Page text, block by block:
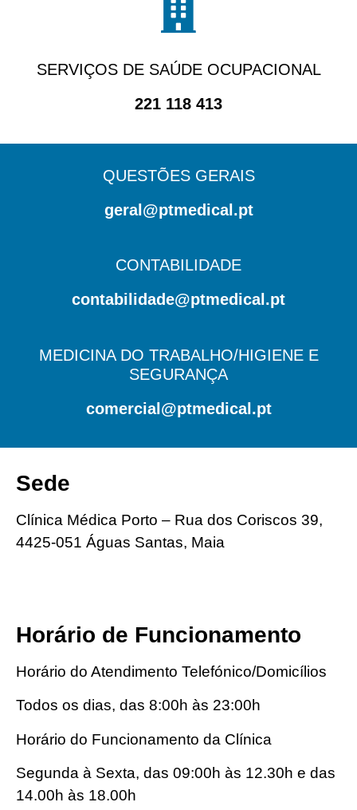
SERVIÇOS DE SAÚDE OCUPACIONAL
221 118 413
QUESTÕES GERAIS
geral@ptmedical.pt
CONTABILIDADE
contabilidade@ptmedical.pt
MEDICINA DO TRABALHO/HIGIENE E
SEGURANÇA
comercial@ptmedical.pt
Sede
Clínica Médica Porto – Rua dos Coriscos 39,
4425-051 Águas Santas, Maia
Horário de Funcionamento
Horário do Atendimento Telefónico/Domicílios
Todos os dias, das 8:00h às 23:00h
Horário do Funcionamento da Clínica
Segunda à Sexta, das 09:00h às 12.30h e das
14.00h às 18.00h